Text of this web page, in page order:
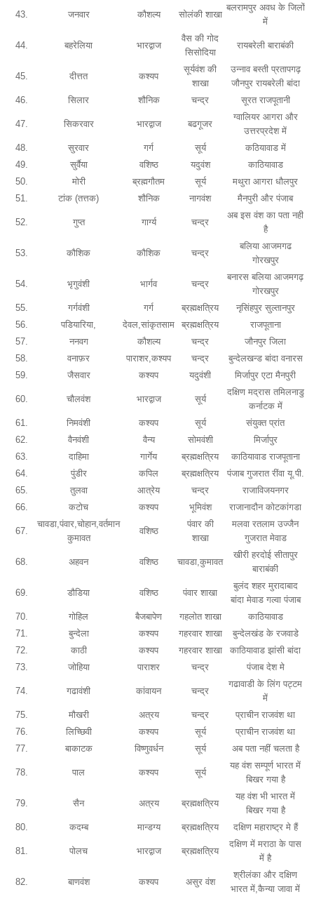
43. जनवार कौशल्य सोलंकी शाखा
बलरामपुर अवध के जिलों
में
44. बहरेलिया भारद्वाज
वैस की गोद
सिसोदिया
रायबरेली बाराबंकी
45. दीत्तत कश्यप
सूर्यवंश की
शाखा
उन्नाव बस्ती प्रतापगढ़
जौनपुर रायबरेली बांदा
46.
सिलार शौनिक चन्द्र सूरत राजपूतानी
47. सिकरवार भारद्वाज बढगूजर
ग्वालियर आगरा और
उत्तरप्रदेश में
48.
सुरवार गर्ग सूर्य
कठियावाड में
49.
सुर्वैया वशिष्ठ यदुवंश
काठियावाड
50.
मोरी ब्रह्मगौतम सूर्य
मथुरा आगरा धौलपुर
51.
टांक (तत्तक) शौनिक नागवंश मैनपुरी और पंजाब
52. गुप्त गार्ग्य चन्द्र
अब इस वंश का पता नही
है
53. कौशिक कौशिक चन्द्र
बलिया आजमगढ
गोरखपुर
54. भृगुवंशी भार्गव चन्द्र
बनारस बलिया आजमगढ़
गोरखपुर
55.
गर्गवंशी गर्ग ब्रह्मक्षत्रिय
नृसिंहपुर सुल्तानपुर
56.
पडियारिया, देवल,सांकृतसाम ब्रह्मक्षत्रिय
राजपूताना
57.
ननवग कौशल्य चन्द्र
जौनपुर जिला
58.
वनाफ़र पाराशर,कश्यप चन्द्र
बुन्देलखन्ड बांदा वनारस
59.
जैसवार कश्यप यदुवंशी मिर्जापुर एटा मैनपुरी
60. चौलवंश भारद्वाज सूर्य
दक्षिण मद्रास तमिलनाडु
कर्नाटक में
61.
निमवंशी कश्यप सूर्य
संयुक्त प्रांत
62.
वैनवंशी वैन्य सोमवंशी
मिर्जापुर
63.
दाहिमा गार्गेय ब्रह्मक्षत्रिय
काठियावाड राजपूताना
64.
पुंडीर कपिल ब्रह्मक्षत्रिय
पंजाब गुजरात रींवा यू.पी.
65.
तुलवा आत्रेय चन्द्र
राजाविजयनगर
66.
कटोच कश्यप भूमिवंश राजानादौन कोटकांगडा
67.
चावडा,पंवार,चोहान,वर्तमान
कुमावत
वशिष्ठ
पंवार की
शाखा
मलवा रतलाम उज्जैन
गुजरात मेवाड
68. अहवन वशिष्ठ चावडा,कुमावत
खीरी हरदोई सीतापुर
बाराबंकी
69. डौडिया वशिष्ठ पंवार शाखा
बुलंद शहर मुरादाबाद
बांदा मेवाड गल्वा पंजाब
70.
गोहिल बैजबापेण गहलोत शाखा
काठियावाड
71.
बुन्देला कश्यप गहरवार शाखा
बुन्देलखंड के रजवाडे
72.
काठी कश्यप गहरवार शाखा
काठियावाड झांसी बांदा
73.
जोहिया पाराशर चन्द्र पंजाब देश मे
74. गढावंशी कांवायन चन्द्र
गढावाडी के लिंग पट्टम
में
75.
मौखरी अत्रय चन्द्र
प्राचीन राजवंश था
76.
लिच्छिवी कश्यप सूर्य
प्राचीन राजवंश था
77.
बाकाटक विष्णुवर्धन सूर्य अब पता नहीं चलता है
78. पाल कश्यप सूर्य
यह वंश सम्पूर्ण भारत में
बिखर गया है
79. सैन अत्रय ब्रह्मक्षत्रिय
यह वंश भी भारत में
बिखर गया है
80.
कदम्ब मान्डग्य ब्रह्मक्षत्रिय दक्षिण महाराष्ट्र मे हैं
81. पोलच भारद्वाज ब्रह्मक्षत्रिय
दक्षिण में मराठा के पास
में है
82. बाणवंश कश्यप असुर वंश
श्रीलंका और दक्षिण
भारत में,कैन्या जावा में